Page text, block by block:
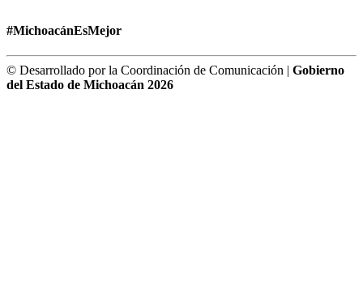
#MichoacánEsMejor
© Desarrollado por la Coordinación de Comunicación | Gobierno
del Estado de Michoacán 2026